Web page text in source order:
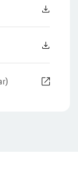
download
download
open_in_new